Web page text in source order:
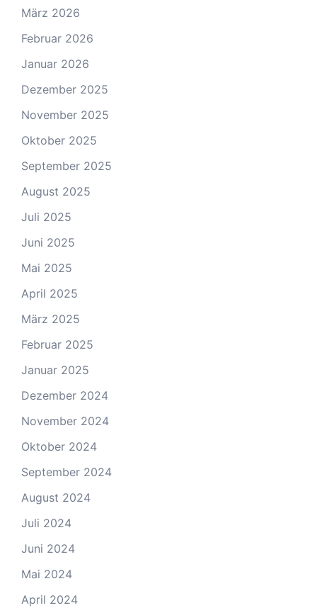
März 2026
Februar 2026
Januar 2026
Dezember 2025
November 2025
Oktober 2025
September 2025
August 2025
Juli 2025
Juni 2025
Mai 2025
April 2025
März 2025
Februar 2025
Januar 2025
Dezember 2024
November 2024
Oktober 2024
September 2024
August 2024
Juli 2024
Juni 2024
Mai 2024
April 2024